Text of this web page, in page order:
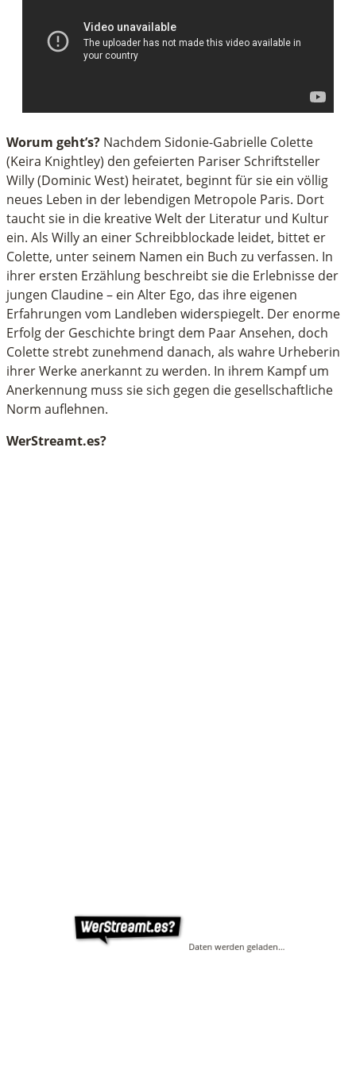
Worum geht’s? Nachdem Sidonie-Gabrielle Colette
(Keira Knightley) den gefeierten Pariser Schriftsteller
Willy (Dominic West) heiratet, beginnt für sie ein völlig
neues Leben in der lebendigen Metropole Paris. Dort
taucht sie in die kreative Welt der Literatur und Kultur
ein. Als Willy an einer Schreibblockade leidet, bittet er
Colette, unter seinem Namen ein Buch zu verfassen. In
ihrer ersten Erzählung beschreibt sie die Erlebnisse der
jungen Claudine – ein Alter Ego, das ihre eigenen
Erfahrungen vom Landleben widerspiegelt. Der enorme
Erfolg der Geschichte bringt dem Paar Ansehen, doch
Colette strebt zunehmend danach, als wahre Urheberin
ihrer Werke anerkannt zu werden. In ihrem Kampf um
Anerkennung muss sie sich gegen die gesellschaftliche
Norm auflehnen.
WerStreamt.es?
Daten werden geladen…